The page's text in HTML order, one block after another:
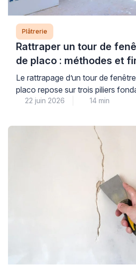
Plâtrerie
Rattraper un tour de
de placo : méthodes et
Le rattrapage d’un tour de
placo repose sur trois piliers
étanchéité à l’air rigoureuse,
couches successives. Cette
détermine non seulement
menuiseries, mais aussi les
de votre habitation et la durabilité
22 juin 2026 14 min